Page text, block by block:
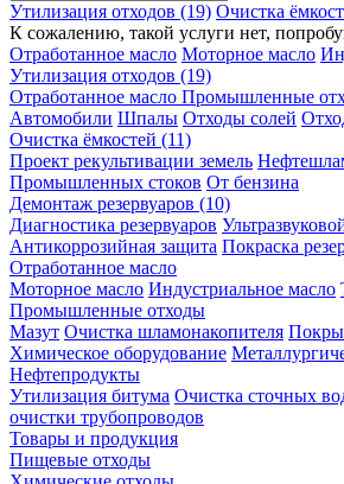
Утилизация отходов (19) Очистка
К сожалению, такой услуги нет,
Отработанное масло Моторное масло
Утилизация отходов (19)
Отработанное масло Промышленные
Автомобили Шпалы Отходы солей
Очистка ёмкостей (11)
Проект рекультивации земель
Промышленных стоков От бензина
Демонтаж резервуаров (10)
Диагностика резервуаров
Антикоррозийная защита Покраска
Отработанное масло
Моторное масло Индустриальное масло
Промышленные отходы
Мазут Очистка шламонакопителя
Химическое оборудование
Нефтепродукты
Утилизация битума Очистка сточных
очистки трубопроводов
Товары и продукция
Пищевые отходы